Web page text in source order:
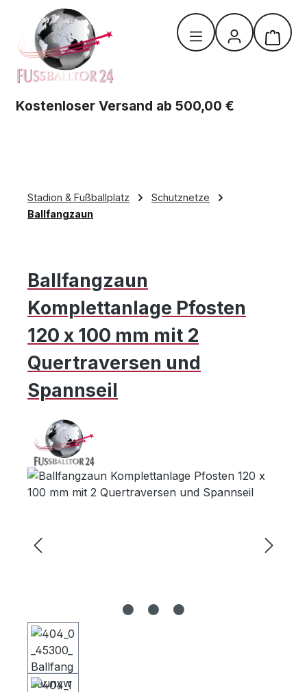
Zum Hauptinhalt springen
Kostenloser Versand ab 500,00 €
Stadion & Fußballplatz
Schutznetze
Ballfangzaun
Ballfangzaun
Komplettanlage Pfosten
120 x 100 mm mit 2
Quertraversen und
Spannseil
Bildergalerie überspringen